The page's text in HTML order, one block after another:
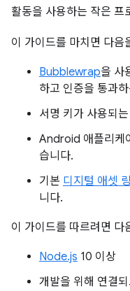
활동을 사용하는 작은 프
이 가이드를 마치면 다음
Bubblewrap을 사
하고 인증을 통과
서명 키가 사용되
Android 애플리케
습니다.
기본 디지털 애셋
니다.
이 가이드를 따르려면 다
Node.js 10 이상
개발을 위해 연결